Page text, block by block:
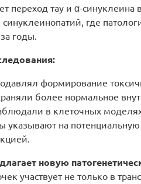
переход тау и α-
синуклеинопатий, где
годы.
формирование
более нормальное
в клеточных
указывают на
новую
участвует не только в